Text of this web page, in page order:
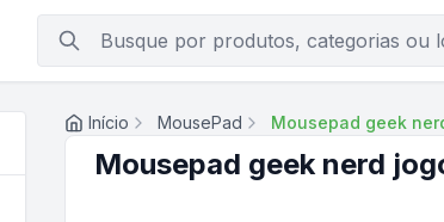
Início MousePad Mousepad geek
Mousepad geek nerd